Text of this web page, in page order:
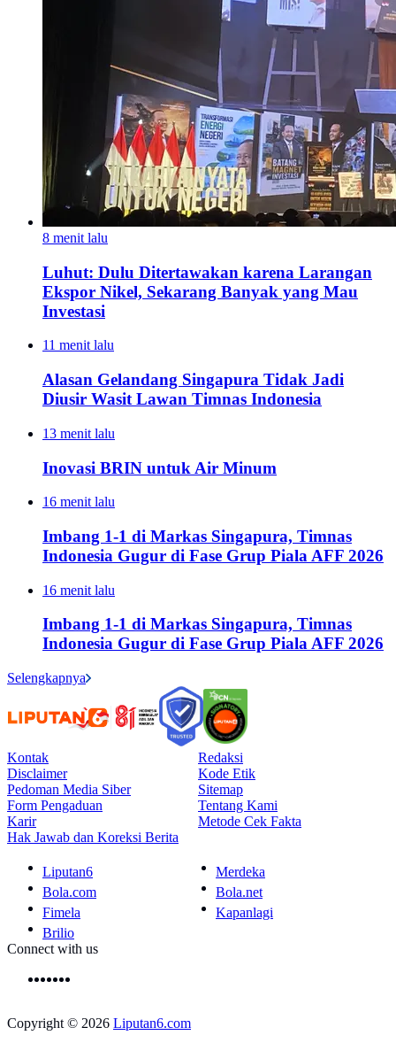
8 menit lalu
Luhut: Dulu Ditertawakan karena Larangan
Ekspor Nikel, Sekarang Banyak yang Mau
Investasi
11 menit lalu
Alasan Gelandang Singapura Tidak Jadi
Diusir Wasit Lawan Timnas Indonesia
13 menit lalu
Inovasi BRIN untuk Air Minum
16 menit lalu
Imbang 1-1 di Markas Singapura, Timnas
Indonesia Gugur di Fase Grup Piala AFF 2026
16 menit lalu
Imbang 1-1 di Markas Singapura, Timnas
Indonesia Gugur di Fase Grup Piala AFF 2026
Selengkapnya
Kontak
Redaksi
Disclaimer
Kode Etik
Pedoman Media Siber
Sitemap
Form Pengaduan
Tentang Kami
Karir
Metode Cek Fakta
Hak Jawab dan Koreksi Berita
Liputan6
Merdeka
Bola.com
Bola.net
Fimela
Kapanlagi
Brilio
Connect with us
Copyright © 2026 Liputan6.com